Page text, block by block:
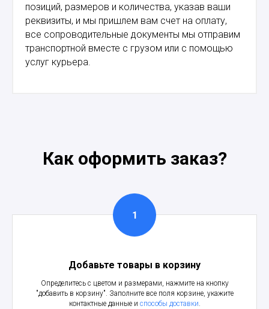
позиций, размеров и количества, указав ваши
реквизиты, и мы пришлем вам счет на оплату,
все сопроводительные документы мы отправим
транспортной вместе с грузом или с помощью
услуг курьера.
Как оформить заказ?
Добавьте товары в корзину
Определитесь с цветом и размерами, нажмите на кнопку
"добавить в корзину". Заполните все поля корзине, укажите
контактные данные и способы доставки.